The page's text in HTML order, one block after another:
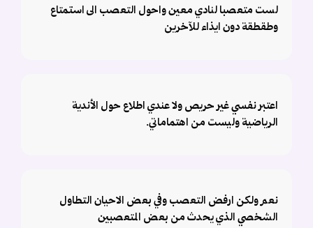
لست متعصبا لنادي معين واحول التعصب الى استمتاع
وطقطقة دون ايذاء للآخرين
اعتبر نفسي غير حريص ولا عندي اطلاع حول الأندية
الرياضية وليست من اهتماماتي.
نعم ولكن ارفض التعصب وفي بعض الاحيان التطاول
الشخصي الذي يحدث من بعض المتعصبين